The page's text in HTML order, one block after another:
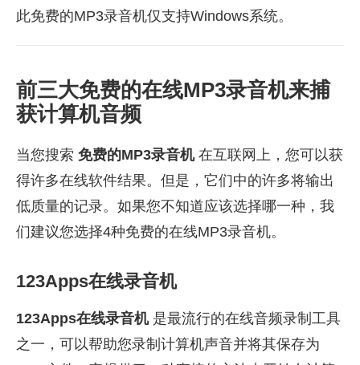
此免费的MP3录音机仅支持Windows系统。
前三大免费的在线MP3录音机来捕
获计算机音频
当您搜索 免费的MP3录音机在互联网上，您可以获
得许多在线软件结果。但是，它们中的许多将输出
低质量的记录。如果您不知道应该选择哪一种，我
们建议您选择4种免费的在线MP3录音机。
123Apps在线录音机
123Apps在线录音机是最流行的在线音频录制工具
之一，可以帮助您录制计算机声音并将其保存为